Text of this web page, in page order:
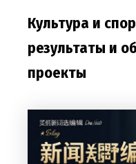
Культура и
результаты и
проекты